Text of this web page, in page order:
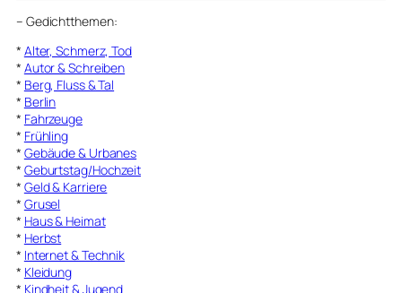
– Gedichtthemen:
* Alter, Schmerz, Tod
* Autor & Schreiben
* Berg, Fluss & Tal
* Berlin
* Fahrzeuge
* Frühling
* Gebäude & Urbanes
* Geburtstag/Hochzeit
* Geld & Karriere
* Grusel
* Haus & Heimat
* Herbst
* Internet & Technik
* Kleidung
* Kindheit & Jugend